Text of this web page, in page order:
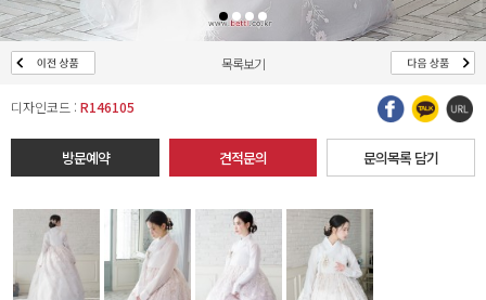
목록보기
디자인코드 : R146105
방문예약 견적문의 문의목록 담기